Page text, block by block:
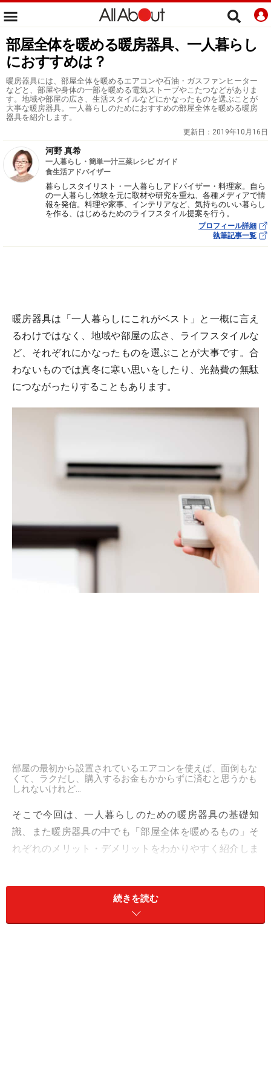
部屋全体を暖める暖房器具、一人暮らし
におすすめは？
暖房器具には、部屋全体を暖めるエアコンや石油・ガスファンヒーター
などと、部屋や身体の一部を暖める電気ストーブやこたつなどがありま
す。地域や部屋の広さ、生活スタイルなどにかなったものを選ぶことが
大事な暖房器具。一人暮らしのためにおすすめの部屋全体を暖める暖房
器具を紹介します。
更新日： 2019年10月16日
河野 真希
一人暮らし・簡単一汁三菜レシピ ガイド
食生活アドバイザー
暮らしスタイリスト・一人暮らしアドバイザー・料理家。自ら
の一人暮らし体験を元に取材や研究を重ね、各種メディアで情
報を発信。料理や家事、インテリアなど、気持ちのいい暮らし
を作る、はじめるためのライフスタイル提案を行う。
プロフィール詳細
執筆記事一覧
暖房器具は「一人暮らしにこれがベスト」と一概に言え
るわけではなく、地域や部屋の広さ、ライフスタイルな
ど、それぞれにかなったものを選ぶことが大事です。合
わないものでは真冬に寒い思いをしたり、光熱費の無駄
につながったりすることもあります。
部屋の最初から設置されているエアコンを使えば、面倒もな
くて、ラクだし、購入するお金もかからずに済むと思うかも
しれないけれど…
そこで今回は、一人暮らしのための暖房器具の基礎知
識、また暖房器具の中でも「部屋全体を暖めるもの」そ
れぞれのメリット・デメリットをわかりやすく紹介しま
＜一人暮らしの暖房器具 目次＞
エアコンが部屋についているけれど…
続きを読む